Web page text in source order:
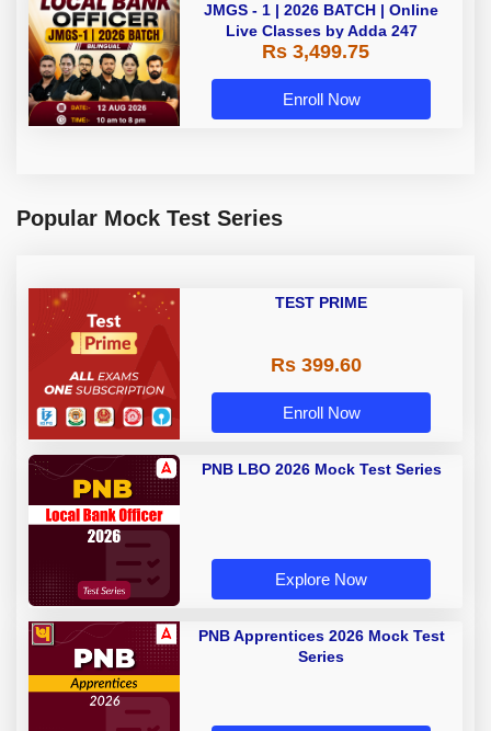
JMGS - 1 | 2026 BATCH | Online
Live Classes by Adda 247
Rs 3,499.75
Enroll Now
Popular Mock Test Series
TEST PRIME
Rs 399.60
Enroll Now
PNB LBO 2026 Mock Test Series
Explore Now
PNB Apprentices 2026 Mock Test
Series